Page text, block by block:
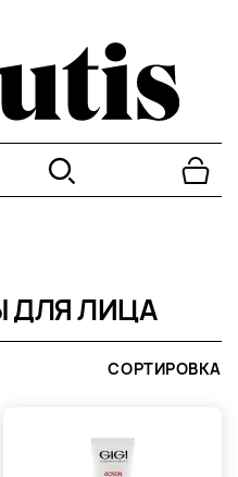
ДЛЯ ЛИЦА
СОРТИРОВКА